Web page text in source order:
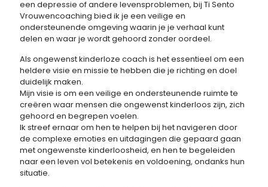
een depressie of andere levensproblemen, bij Ti Sento
Vrouwencoaching bied ik je een veilige en
ondersteunende omgeving waarin je je verhaal kunt
delen en waar je wordt gehoord zonder oordeel.
Als ongewenst kinderloze coach is het essentieel om een
heldere visie en missie te hebben die je richting en doel
duidelijk maken.
Mijn visie is om een veilige en ondersteunende ruimte te
creëren waar mensen die ongewenst kinderloos zijn, zich
gehoord en begrepen voelen.
Ik streef ernaar om hen te helpen bij het navigeren door
de complexe emoties en uitdagingen die gepaard gaan
met ongewenste kinderloosheid, en hen te begeleiden
naar een leven vol betekenis en voldoening, ondanks hun
situatie.